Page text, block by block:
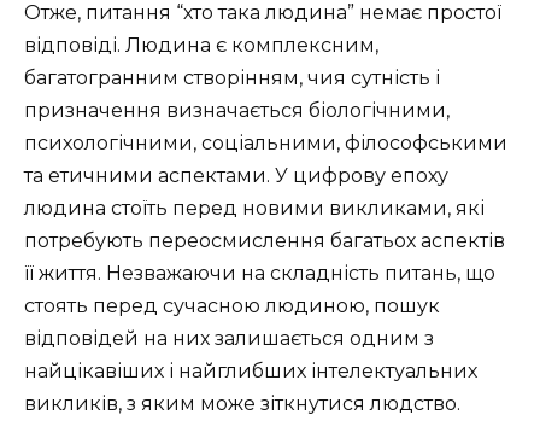
Отже, питання “хто така людина” немає простої
відповіді. Людина є комплексним,
багатогранним створінням, чия сутність і
призначення визначається біологічними,
психологічними, соціальними, філософськими
та етичними аспектами. У цифрову епоху
людина стоїть перед новими викликами, які
потребують переосмислення багатьох аспектів
її життя. Незважаючи на складність питань, що
стоять перед сучасною людиною, пошук
відповідей на них залишається одним з
найцікавіших і найглибших інтелектуальних
викликів, з яким може зіткнутися людство.